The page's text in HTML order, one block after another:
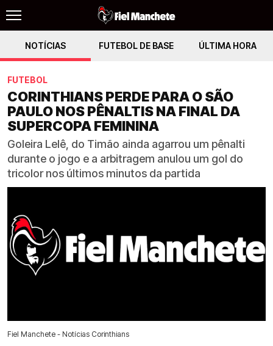
NOTÍCIAS FUTEBOL DE BASE ÚLTIMA HORA
FUTEBOL
CORINTHIANS PERDE PARA O SÃO
PAULO NOS PÊNALTIS NA FINAL DA
SUPERCOPA FEMININA
Goleira Lelê, do Timão ainda agarrou um pênalti
durante o jogo e a arbitragem anulou um gol do
tricolor nos últimos minutos da partida
Fiel Manchete - Notícias Corinthians